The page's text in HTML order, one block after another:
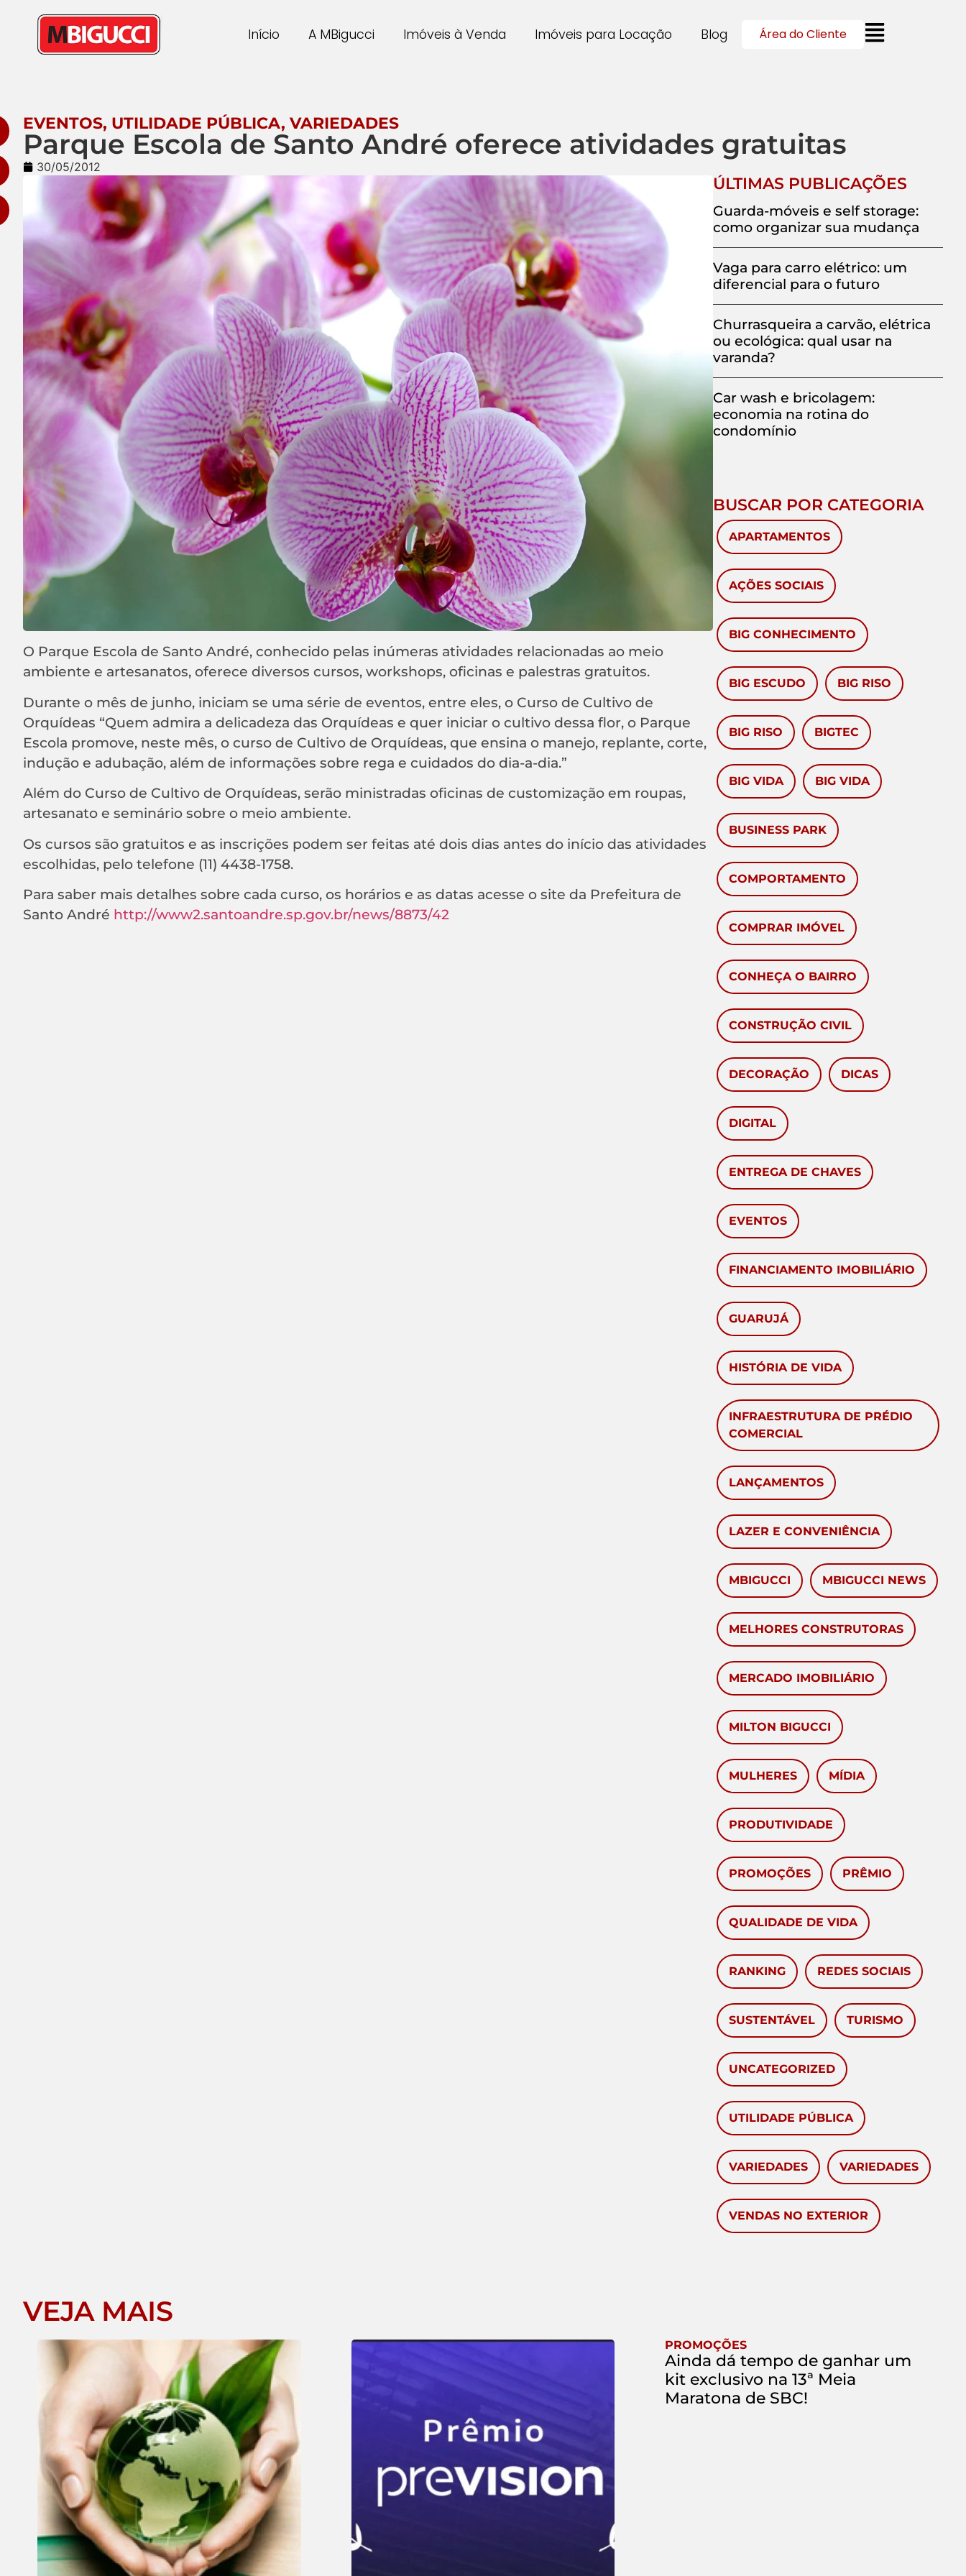
Início A MBigucci Imóveis à Venda Imóveis para Locação Blog Área do Cliente
EVENTOS, UTILIDADE PÚBLICA, VARIEDADES
Parque Escola de Santo André oferece atividades gratuitas
30/05/2012
O Parque Escola de Santo André, conhecido pelas inúmeras atividades relacionadas ao meio
ambiente e artesanatos, oferece diversos cursos, workshops, oficinas e palestras gratuitos.
Durante o mês de junho, iniciam se uma série de eventos, entre eles, o Curso de Cultivo de
Orquídeas “Quem admira a delicadeza das Orquídeas e quer iniciar o cultivo dessa flor, o Parque
Escola promove, neste mês, o curso de Cultivo de Orquídeas, que ensina o manejo, replante, corte,
indução e adubação, além de informações sobre rega e cuidados do dia-a-dia.”
Além do Curso de Cultivo de Orquídeas, serão ministradas oficinas de customização em roupas,
artesanato e seminário sobre o meio ambiente.
Os cursos são gratuitos e as inscrições podem ser feitas até dois dias antes do início das atividades
escolhidas, pelo telefone (11) 4438-1758.
Para saber mais detalhes sobre cada curso, os horários e as datas acesse o site da Prefeitura de
Santo André http://www2.santoandre.sp.gov.br/news/8873/42
ÚLTIMAS PUBLICAÇÕES
Guarda-móveis e self storage:
como organizar sua mudança
Vaga para carro elétrico: um
diferencial para o futuro
Churrasqueira a carvão, elétrica
ou ecológica: qual usar na
varanda?
Car wash e bricolagem:
economia na rotina do
condomínio
BUSCAR POR CATEGORIA
APARTAMENTOS
AÇÕES SOCIAIS
BIG CONHECIMENTO
BIG ESCUDO BIG RISO
BIG RISO BIGTEC
BIG VIDA BIG VIDA
BUSINESS PARK
COMPORTAMENTO
COMPRAR IMÓVEL
CONHEÇA O BAIRRO
CONSTRUÇÃO CIVIL
DECORAÇÃO DICAS
DIGITAL
ENTREGA DE CHAVES
EVENTOS
FINANCIAMENTO IMOBILIÁRIO
GUARUJÁ
HISTÓRIA DE VIDA
INFRAESTRUTURA DE PRÉDIO
COMERCIAL
LANÇAMENTOS
LAZER E CONVENIÊNCIA
MBIGUCCI MBIGUCCI NEWS
MELHORES CONSTRUTORAS
MERCADO IMOBILIÁRIO
MILTON BIGUCCI
MULHERES MÍDIA
PRODUTIVIDADE
PROMOÇÕES PRÊMIO
QUALIDADE DE VIDA
RANKING REDES SOCIAIS
SUSTENTÁVEL TURISMO
UNCATEGORIZED
UTILIDADE PÚBLICA
VARIEDADES VARIEDADES
VENDAS NO EXTERIOR
VEJA MAIS
PROMOÇÕES
Ainda dá tempo de ganhar um
kit exclusivo na 13ª Meia
Maratona de SBC!